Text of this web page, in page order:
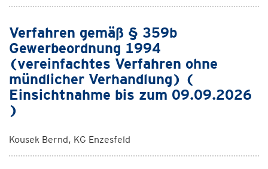
Verfahren gemäß § 359b
Gewerbeordnung 1994
(vereinfachtes Verfahren ohne
mündlicher Verhandlung) (
Einsichtnahme bis zum 09.09.2026
)
Kousek Bernd, KG Enzesfeld